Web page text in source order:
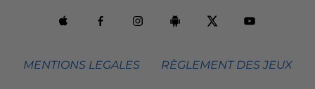
MENTIONS LEGALES RÈGLEMENT DES JEUX